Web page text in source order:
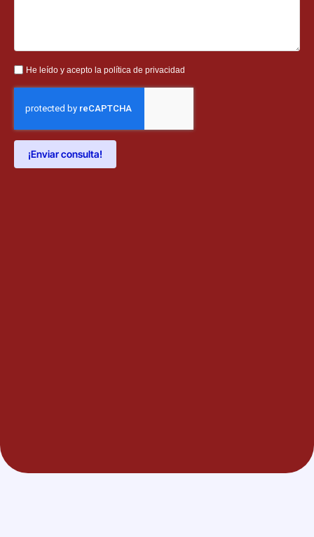
He leído y acepto la política de privacidad
¡Enviar consulta!